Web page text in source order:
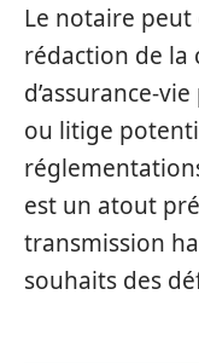
Le notaire
rédaction de la
d’assurance-
ou litige
est un atout
transmission
souhaits des